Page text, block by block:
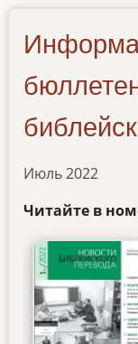
Июль 2022
Читайте в